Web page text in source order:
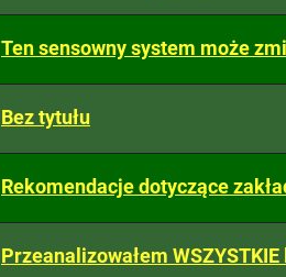
Ten sensowny system może
Bez tytułu
Rekomendacje dotyczące
Przeanalizowałem